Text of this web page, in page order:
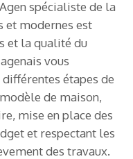
spécialiste de la
et modernes est
et la qualité du
vous
étapes de
de maison,
mise en place des
et respectant les
des travaux.